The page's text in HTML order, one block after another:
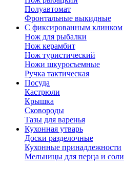
Полуавтомат
Фронтальные выкидные
С фиксированным клинком
Нож для рыбалки
Нож керамбит
Нож туристический
Ножи шкуросъемные
Ручка тактическая
Посуда
Кастрюли
Крышка
Сковороды
Тазы для варенья
Кухонная утварь
Доски разделочные
Кухонные принадлежности
Мельницы для перца и соли